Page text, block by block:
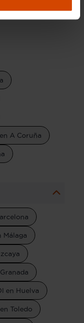
A Coruña
Málaga
en Huelva
Toledo